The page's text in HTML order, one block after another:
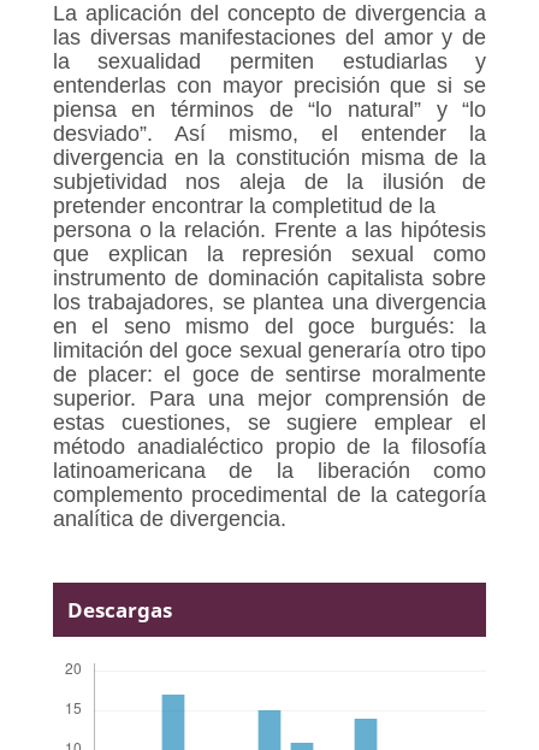
La aplicación del concepto de divergencia a
las diversas manifestaciones del amor y de
la sexualidad permiten estudiarlas y
entenderlas con mayor precisión que si se
piensa en términos de “lo natural” y “lo
desviado”. Así mismo, el entender la
divergencia en la constitución misma de la
subjetividad nos aleja de la ilusión de
pretender encontrar la completitud de la
persona o la relación. Frente a las hipótesis
que explican la represión sexual como
instrumento de dominación capitalista sobre
los trabajadores, se plantea una divergencia
en el seno mismo del goce burgués: la
limitación del goce sexual generaría otro tipo
de placer: el goce de sentirse moralmente
superior. Para una mejor comprensión de
estas cuestiones, se sugiere emplear el
método anadialéctico propio de la filosofía
latinoamericana de la liberación como
complemento procedimental de la categoría
analítica de divergencia.
Descargas